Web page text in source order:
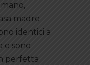
madre
identici a
e sono
perfetta